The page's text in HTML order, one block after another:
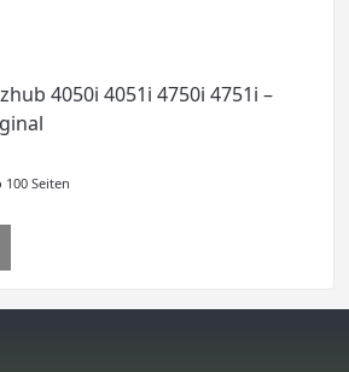
4050i 4051i 4750i 4751i –
Seiten